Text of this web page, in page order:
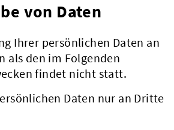
von Daten
Ihrer persönlichen Daten an
als den im Folgenden
findet nicht statt.
Daten nur an Dritte